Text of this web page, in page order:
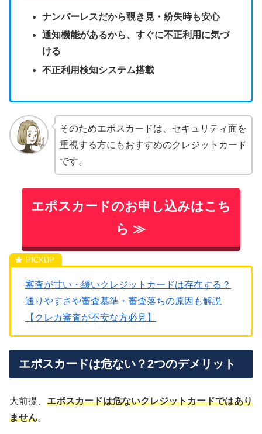
ナンバーレスだから覗き見・紛失時も安心
通知機能があるから、すぐに不正利用に気づ
ける
不正利用検知システム搭載
そのためエポスカードは、セキュリティ面を
重視する方にもおすすめのクレジットカード
です。
エポスカードのお申し込みはこち
ら ≫
審査が甘い・緩いクレジットカードは存在する？
通りやすさや審査基準・審査落ちの原因も解説
【クレカ審査が不安な方必見】
エポスカードは危ない？2つのデメリット
大前提、 エポスカードは危ないクレジットカードではあり
ません。